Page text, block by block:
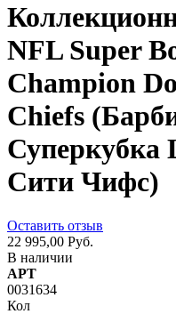
NFL Super
Champion
Chiefs
Суперкубка
Сити Чифс)
Оставить отзыв
22 995,00 Руб.
В наличии
АРТ
0031634
Кол